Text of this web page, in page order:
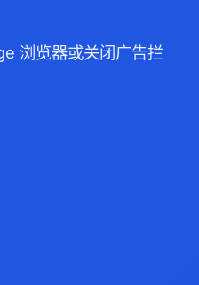
浏览器或关闭广告拦